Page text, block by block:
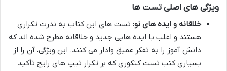
ویژگی های اصلی تست ها
خلاقانه و ایده های نو: تست های این کتاب به ندرت تکراری
هستند و اغلب با ایده هایی جدید و خلاقانه مطرح شده اند که
دانش آموز را به تفکر عمیق وادار می کنند. این ویژگی، آن را از
بسیاری کتب تست کنکوری که بر تکرار تیپ های رایج تأکید